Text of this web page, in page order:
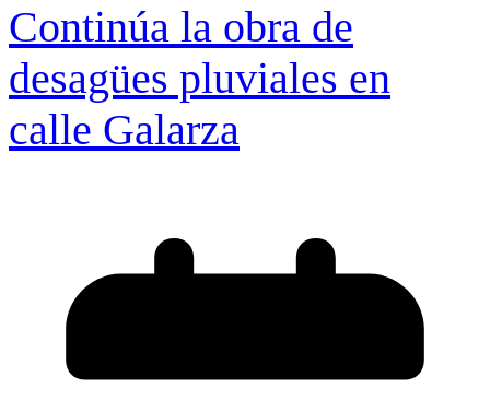
Continúa la obra de
desagües pluviales en
calle Galarza